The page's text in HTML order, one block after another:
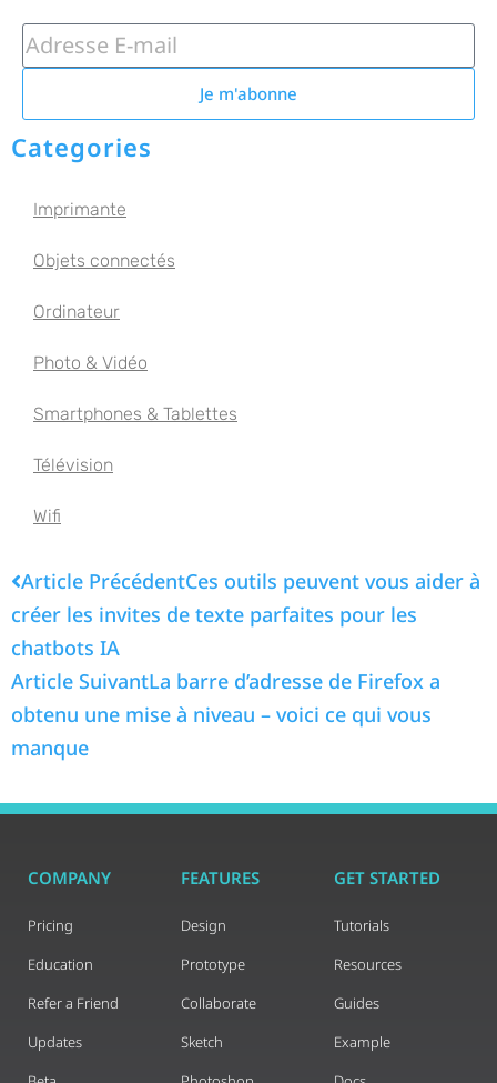
Je m'abonne
Categories
Imprimante
Objets connectés
Ordinateur
Photo & Vidéo
Smartphones & Tablettes
Télévision
Wifi
Article PrécédentCes outils peuvent vous aider à
créer les invites de texte parfaites pour les
chatbots IA
Article SuivantLa barre d’adresse de Firefox a
obtenu une mise à niveau – voici ce qui vous
manque
COMPANY
Pricing
Education
Refer a Friend
Updates
FEATURES
Design
Prototype
Collaborate
Sketch
GET STARTED
Tutorials
Resources
Guides
Example